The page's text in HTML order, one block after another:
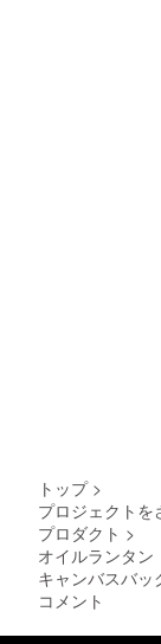
トップ >
プロジェクトを
プロダクト >
オイルランタ
キャンバスバッ
コメント